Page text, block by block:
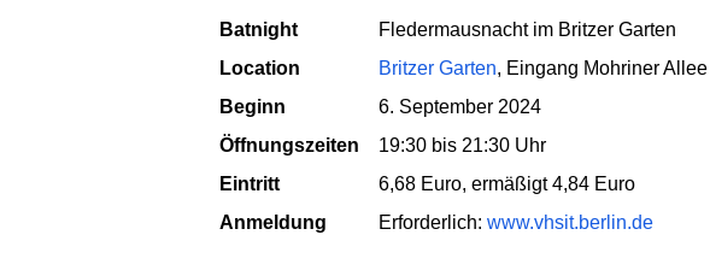
Batnight
Fledermausnacht im Britzer Garten
Location
Britzer Garten, Eingang Mohriner Allee
Beginn
6. September 2024
Öffnungszeiten
19:30 bis 21:30 Uhr
Eintritt
6,68 Euro, ermäßigt 4,84 Euro
Anmeldung
Erforderlich: www.vhsit.berlin.de